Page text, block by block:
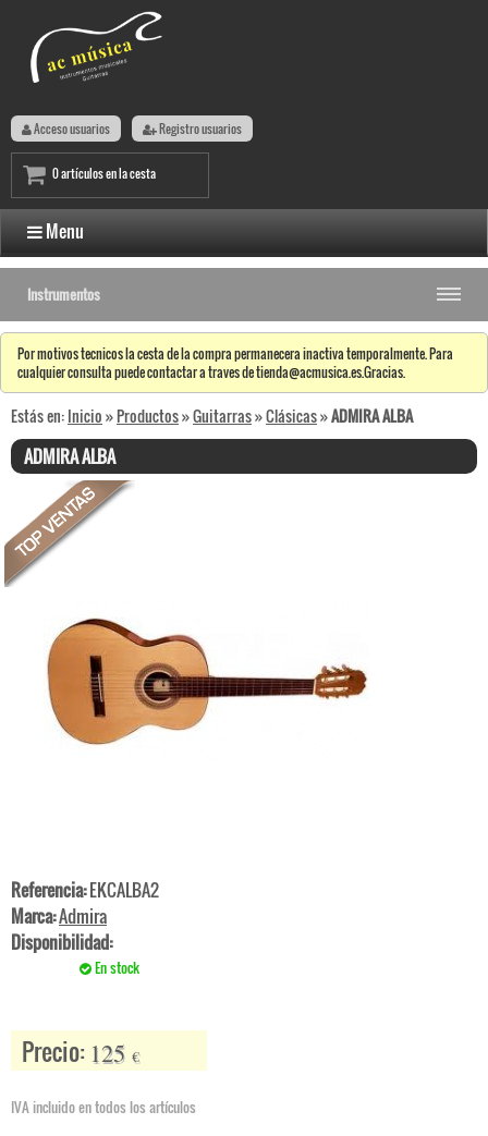
Acceso usuarios Registro usuarios
0 artículos en la cesta
Menu
Instrumentos
Por motivos tecnicos la cesta de la compra permanecera inactiva temporalmente. Para
cualquier consulta puede contactar a traves de tienda@acmusica.es.Gracias.
Estás en:Inicio»Productos»Guitarras»Clásicas»ADMIRA ALBA
ADMIRA ALBA
Referencia:EKCALBA2
Marca:Admira
Disponibilidad:
En stock
Precio: 125 €
IVA incluido en todos los artículos